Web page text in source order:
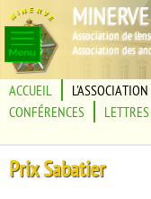
Association de
Association des
MINERVE
ACCUEIL L'ASSOCIATION
CONFÉRENCES
Prix Sabatier